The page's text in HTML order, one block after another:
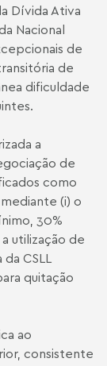
Dívida Ativa
Nacional
de
de
dificuldade
a
de
como
(i) o
30%
utilização de
CSLL
quitação
ao
consistente